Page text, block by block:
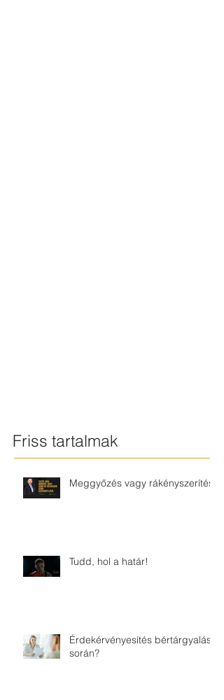
Friss tartalmak
Meggyőzés vagy rákényszerítés?
Tudd, hol a határ!
Érdekérvényesítés bértárgyalás
során?